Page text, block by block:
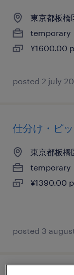
東京都板橋
temporary
¥1600.00
posted 2 july
仕分け・ピ
東京都板橋
temporary
¥1390.00
posted 3